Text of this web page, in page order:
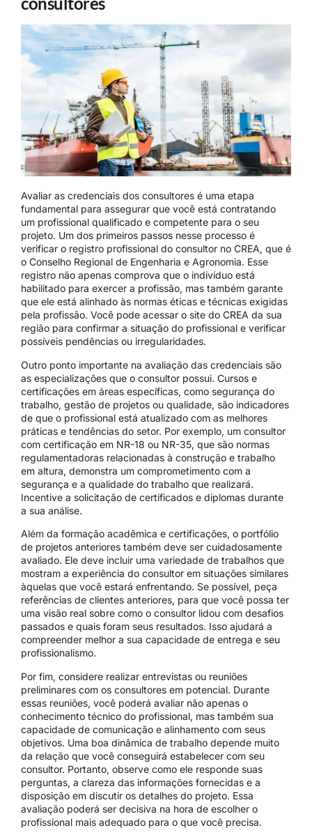
Avaliar as credenciais dos consultores é uma etapa
fundamental para assegurar que você está contratando
um profissional qualificado e competente para o seu
projeto. Um dos primeiros passos nesse processo é
verificar o registro profissional do consultor no CREA, que é
o Conselho Regional de Engenharia e Agronomia. Esse
registro não apenas comprova que o indivíduo está
habilitado para exercer a profissão, mas também garante
que ele está alinhado às normas éticas e técnicas exigidas
pela profissão. Você pode acessar o site do CREA da sua
região para confirmar a situação do profissional e verificar
possíveis pendências ou irregularidades.
Outro ponto importante na avaliação das credenciais são
as especializações que o consultor possui. Cursos e
certificações em áreas específicas, como segurança do
trabalho, gestão de projetos ou qualidade, são indicadores
de que o profissional está atualizado com as melhores
práticas e tendências do setor. Por exemplo, um consultor
com certificação em NR-18 ou NR-35, que são normas
regulamentadoras relacionadas à construção e trabalho
em altura, demonstra um comprometimento com a
segurança e a qualidade do trabalho que realizará.
Incentive a solicitação de certificados e diplomas durante
a sua análise.
Além da formação acadêmica e certificações, o portfólio
de projetos anteriores também deve ser cuidadosamente
avaliado. Ele deve incluir uma variedade de trabalhos que
mostram a experiência do consultor em situações similares
àquelas que você estará enfrentando. Se possível, peça
referências de clientes anteriores, para que você possa ter
uma visão real sobre como o consultor lidou com desafios
passados e quais foram seus resultados. Isso ajudará a
compreender melhor a sua capacidade de entrega e seu
profissionalismo.
Por fim, considere realizar entrevistas ou reuniões
preliminares com os consultores em potencial. Durante
essas reuniões, você poderá avaliar não apenas o
conhecimento técnico do profissional, mas também sua
capacidade de comunicação e alinhamento com seus
objetivos. Uma boa dinâmica de trabalho depende muito
da relação que você conseguirá estabelecer com seu
consultor. Portanto, observe como ele responde suas
perguntas, a clareza das informações fornecidas e a
disposição em discutir os detalhes do projeto. Essa
avaliação poderá ser decisiva na hora de escolher o
profissional mais adequado para o que você precisa.